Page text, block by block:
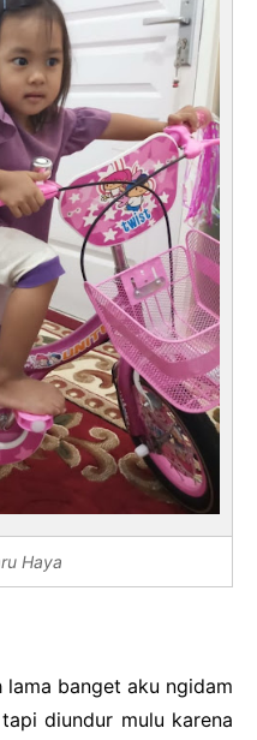
Haya
lama banget aku ngidam
diundur mulu karena